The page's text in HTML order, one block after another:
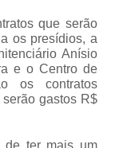
que serão
os presídios, a
Anísio
e o Centro de
os contratos
gastos R$
de ter mais um